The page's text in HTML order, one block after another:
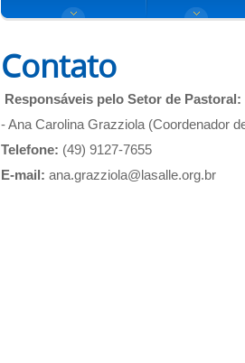
Contato
Responsáveis pelo Setor de Pastoral:
- Ana Carolina Grazziola (Coordenador
Telefone: (49) 9127-7655
E-mail: ana.grazziola@lasalle.org.br